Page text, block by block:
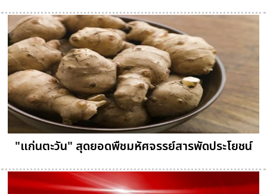
"แก่นตะวัน" สุดยอดพืชมหัศจรรย์สารพัดประโยชน์